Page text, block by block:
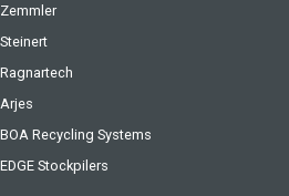
Zemmler
Steinert
Ragnartech
Arjes
BOA Recycling Systems
EDGE Stockpilers